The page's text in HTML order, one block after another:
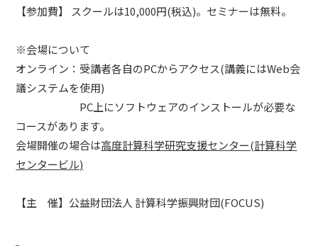
【参加費】
スクールは10,000円(税込)。セミナーは無料。
※会場について
オンライン：受講者各自のPCからアクセス(講義にはWeb会
議システムを使用)
PC上にソフトウェアのインストールが必要な
コースがあります。
会場開催の場合は高度計算科学研究支援センター(計算科学
センタービル)
【主 催】公益財団法人 計算科学振興財団(FOCUS)